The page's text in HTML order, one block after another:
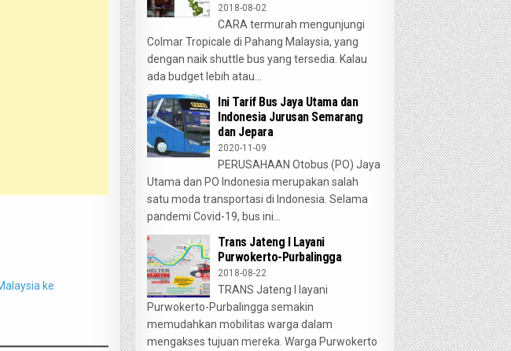
ke
2018-08-02
CARA termurah mengunjungi
Colmar Tropicale di Pahang Malaysia, yang
dengan naik shuttle bus yang tersedia. Kalau
ada budget lebih atau...
Ini Tarif Bus Jaya Utama dan
Indonesia Jurusan Semarang
dan Jepara
2020-11-09
PERUSAHAAN Otobus (PO) Jaya
Utama dan PO Indonesia merupakan salah
satu moda transportasi di Indonesia. Selama
pandemi Covid-19, bus ini...
Trans Jateng I Layani
Purwokerto-Purbalingga
2018-08-22
TRANS Jateng I layani
Purwokerto-Purbalingga semakin
memudahkan mobilitas warga dalam
mengakses tujuan mereka. Warga Purwokerto